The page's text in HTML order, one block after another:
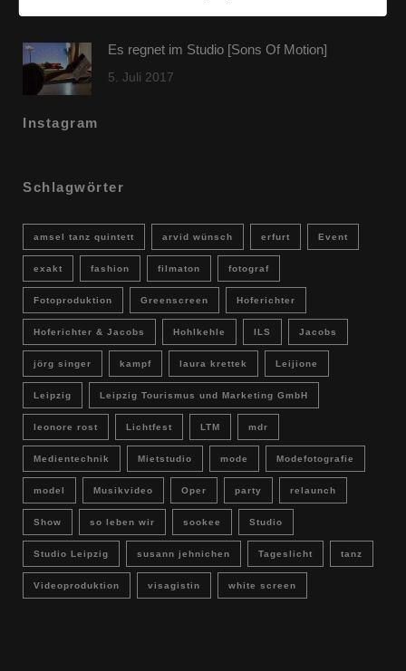
Es regnet im Studio [Sons Of Motion]
5. Juli 2017
Instagram
Schlagwörter
amsel tanz quintett arvid wünsch erfurt Event
exakt fashion filmaton fotograf
Fotoproduktion Greenscreen Hoferichter
Hoferichter & Jacobs Hohlkehle ILS Jacobs
jörg singer kampf laura krettek Leijione
Leipzig Leipzig Tourismus und Marketing GmbH
leonore rost Lichtfest LTM mdr
Medientechnik Mietstudio mode Modefotografie
model Musikvideo Oper party relaunch
Show so leben wir sookee Studio
Studio Leipzig susann jehnichen Tageslicht tanz
Videoproduktion visagistin white screen